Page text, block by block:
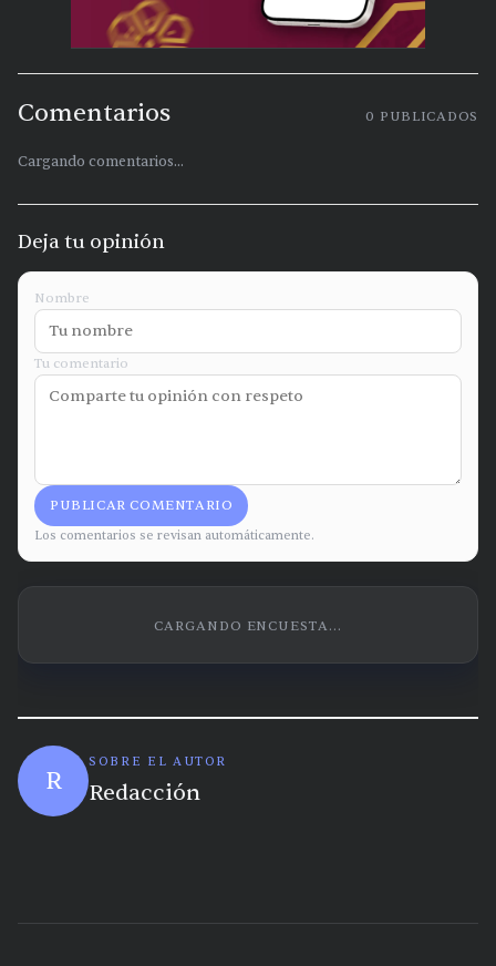
Comentarios 0 PUBLICADOS
Cargando comentarios...
Deja tu opinión
Nombre
Tu comentario
PUBLICAR COMENTARIO
Los comentarios se revisan automáticamente.
CARGANDO ENCUESTA...
R
SOBRE EL AUTOR
Redacción